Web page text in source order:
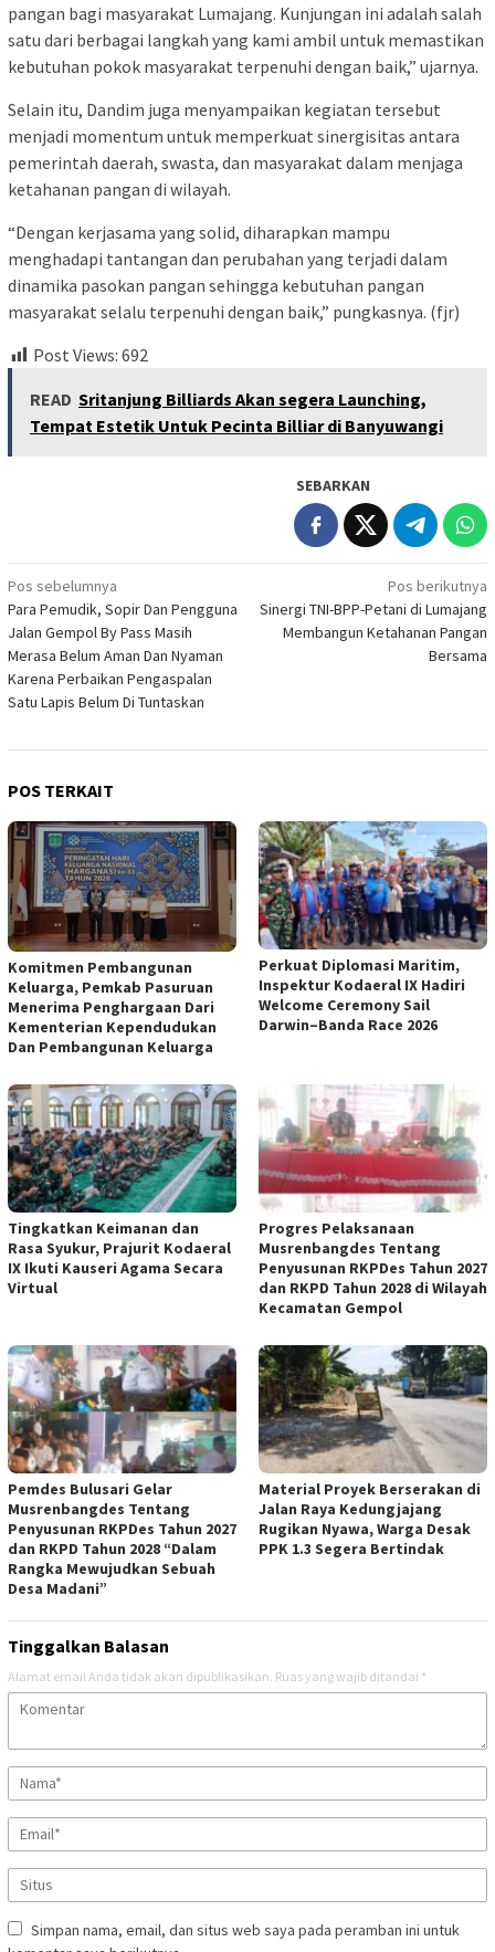
pangan bagi masyarakat Lumajang. Kunjungan ini adalah salah
satu dari berbagai langkah yang kami ambil untuk memastikan
kebutuhan pokok masyarakat terpenuhi dengan baik,” ujarnya.
Selain itu, Dandim juga menyampaikan kegiatan tersebut
menjadi momentum untuk memperkuat sinergisitas antara
pemerintah daerah, swasta, dan masyarakat dalam menjaga
ketahanan pangan di wilayah.
“Dengan kerjasama yang solid, diharapkan mampu
menghadapi tantangan dan perubahan yang terjadi dalam
dinamika pasokan pangan sehingga kebutuhan pangan
masyarakat selalu terpenuhi dengan baik,” pungkasnya. (fjr)
Post Views: 692
READ Sritanjung Billiards Akan segera Launching,
Tempat Estetik Untuk Pecinta Billiar di Banyuwangi
SEBARKAN
Navigasi
pos
Pos sebelumnya
Para Pemudik, Sopir Dan Pengguna
Jalan Gempol By Pass Masih
Merasa Belum Aman Dan Nyaman
Karena Perbaikan Pengaspalan
Satu Lapis Belum Di Tuntaskan
Pos berikutnya
Sinergi TNI-BPP-Petani di Lumajang
Membangun Ketahanan Pangan
Bersama
POS TERKAIT
Komitmen Pembangunan
Keluarga, Pemkab Pasuruan
Menerima Penghargaan Dari
Kementerian Kependudukan
Dan Pembangunan Keluarga
Perkuat Diplomasi Maritim,
Inspektur Kodaeral IX Hadiri
Welcome Ceremony Sail
Darwin–Banda Race 2026
Tingkatkan Keimanan dan
Rasa Syukur, Prajurit Kodaeral
IX Ikuti Kauseri Agama Secara
Virtual
Progres Pelaksanaan
Musrenbangdes Tentang
Penyusunan RKPDes Tahun 2027
dan RKPD Tahun 2028 di Wilayah
Kecamatan Gempol
Pemdes Bulusari Gelar
Musrenbangdes Tentang
Penyusunan RKPDes Tahun 2027
dan RKPD Tahun 2028 “Dalam
Rangka Mewujudkan Sebuah
Desa Madani”
Material Proyek Berserakan di
Jalan Raya Kedungjajang
Rugikan Nyawa, Warga Desak
PPK 1.3 Segera Bertindak
Tinggalkan Balasan
Alamat email Anda tidak akan dipublikasikan. Ruas yang wajib ditandai *
Simpan nama, email, dan situs web saya pada peramban ini untuk